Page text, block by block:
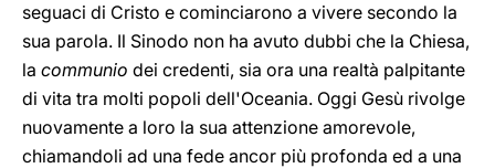
seguaci di Cristo e cominciarono a vivere secondo la
sua parola. Il Sinodo non ha avuto dubbi che la Chiesa,
la communio dei credenti, sia ora una realtà palpitante
di vita tra molti popoli dell'Oceania. Oggi Gesù rivolge
nuovamente a loro la sua attenzione amorevole,
chiamandoli ad una fede ancor più profonda ed a una